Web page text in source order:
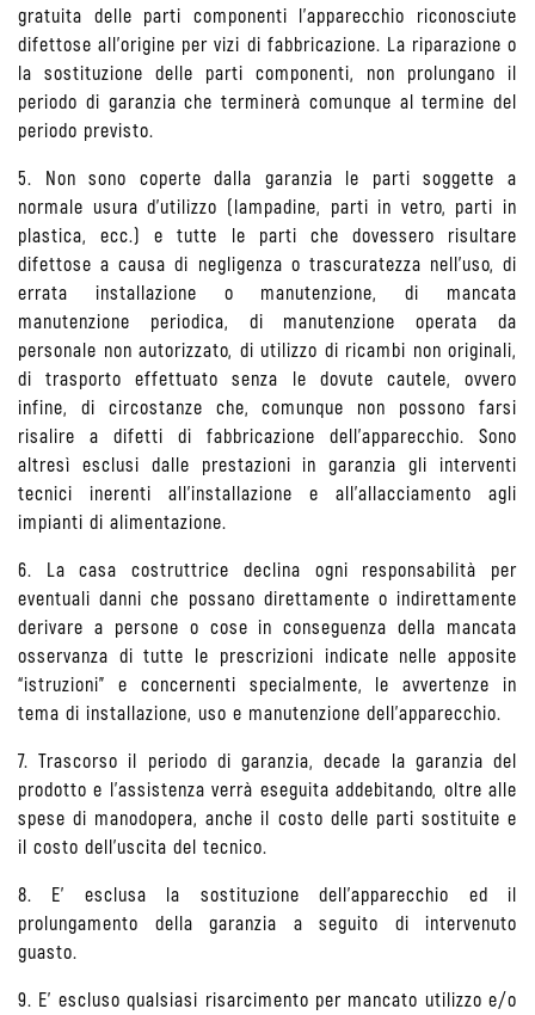
gratuita delle parti componenti l'apparecchio riconosciute
difettose all'origine per vizi di fabbricazione. La riparazione o
la sostituzione delle parti componenti, non prolungano il
periodo di garanzia che terminerà comunque al termine del
periodo previsto.
5. Non sono coperte dalla garanzia le parti soggette a
normale usura d'utilizzo (lampadine, parti in vetro, parti in
plastica, ecc.) e tutte le parti che dovessero risultare
difettose a causa di negligenza o trascuratezza nell'uso, di
errata installazione o manutenzione, di mancata
manutenzione periodica, di manutenzione operata da
personale non autorizzato, di utilizzo di ricambi non originali,
di trasporto effettuato senza le dovute cautele, ovvero
infine, di circostanze che, comunque non possono farsi
risalire a difetti di fabbricazione dell’apparecchio. Sono
altresì esclusi dalle prestazioni in garanzia gli interventi
tecnici inerenti all’installazione e all’allacciamento agli
impianti di alimentazione.
6. La casa costruttrice declina ogni responsabilità per
eventuali danni che possano direttamente o indirettamente
derivare a persone o cose in conseguenza della mancata
osservanza di tutte le prescrizioni indicate nelle apposite
“istruzioni” e concernenti specialmente, le avvertenze in
tema di installazione, uso e manutenzione dell'apparecchio.
7. Trascorso il periodo di garanzia, decade la garanzia del
prodotto e l'assistenza verrà eseguita addebitando, oltre alle
spese di manodopera, anche il costo delle parti sostituite e
il costo dell’uscita del tecnico.
8. E' esclusa la sostituzione dell'apparecchio ed il
prolungamento della garanzia a seguito di intervenuto
guasto.
9. E' escluso qualsiasi risarcimento per mancato utilizzo e/o